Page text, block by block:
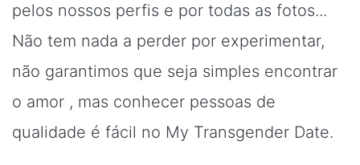
pelos nossos perfis e por todas as fotos...
Não tem nada a perder por experimentar,
não garantimos que seja simples encontrar
o amor , mas conhecer pessoas de
qualidade é fácil no My Transgender Date.